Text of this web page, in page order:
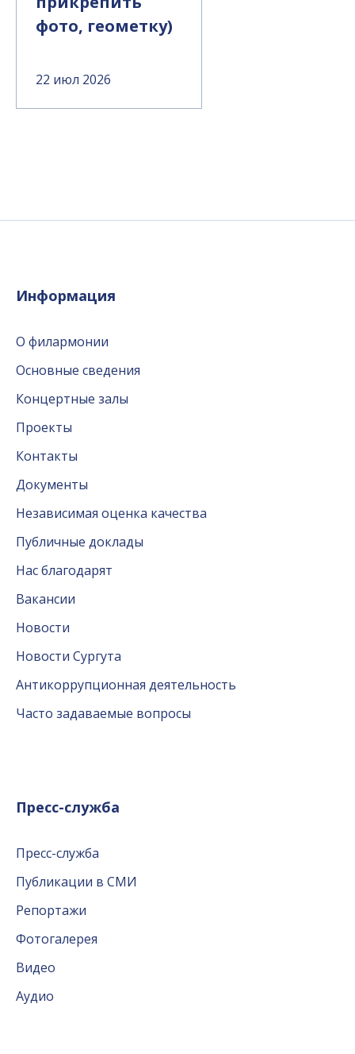
фото, геометку)
22 июл 2026
Информация
О филармонии
Основные сведения
Концертные залы
Проекты
Контакты
Документы
Независимая оценка качества
Публичные доклады
Нас благодарят
Вакансии
Новости
Новости Сургута
Антикоррупционная деятельность
Часто задаваемые вопросы
Пресс-служба
Пресс-служба
Публикации в СМИ
Репортажи
Фотогалерея
Видео
Аудио